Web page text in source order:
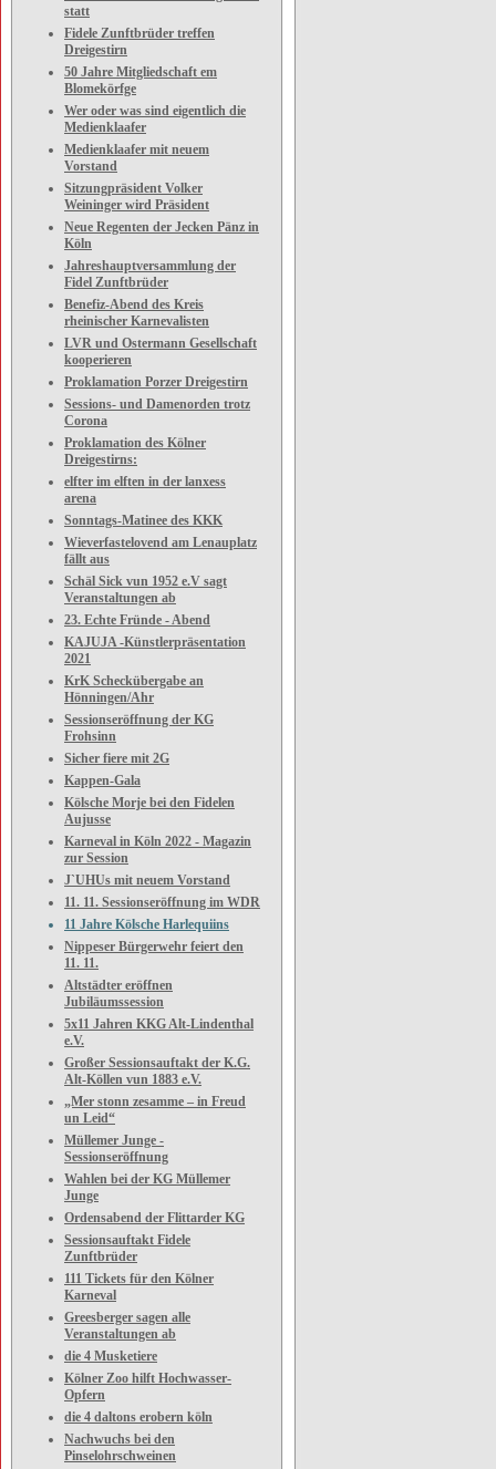
statt
Fidele Zunftbrüder treffen
Dreigestirn
50 Jahre Mitgliedschaft em
Blomekörfge
Wer oder was sind eigentlich die
Medienklaafer
Medienklaafer mit neuem
Vorstand
Sitzungpräsident Volker
Weininger wird Präsident
Neue Regenten der Jecken Pänz in
Köln
Jahreshauptversammlung der
Fidel Zunftbrüder
Benefiz-Abend des Kreis
rheinischer Karnevalisten
LVR und Ostermann Gesellschaft
kooperieren
Proklamation Porzer Dreigestirn
Sessions- und Damenorden trotz
Corona
Proklamation des Kölner
Dreigestirns:
elfter im elften in der lanxess
arena
Sonntags-Matinee des KKK
Wieverfastelovend am Lenauplatz
fällt aus
Schäl Sick vun 1952 e.V sagt
Veranstaltungen ab
23. Echte Fründe - Abend
KAJUJA -Künstlerpräsentation
2021
KrK Scheckübergabe an
Hönningen/Ahr
Sessionseröffnung der KG
Frohsinn
Sicher fiere mit 2G
Kappen-Gala
Kölsche Morje bei den Fidelen
Aujusse
Karneval in Köln 2022 - Magazin
zur Session
J`UHUs mit neuem Vorstand
11. 11. Sessionseröffnung im WDR
11 Jahre Kölsche Harlequiins
Nippeser Bürgerwehr feiert den
11. 11.
Altstädter eröffnen
Jubiläumssession
5x11 Jahren KKG Alt-Lindenthal
e.V.
Großer Sessionsauftakt der K.G.
Alt-Köllen vun 1883 e.V.
„Mer stonn zesamme – in Freud
un Leid“
Müllemer Junge -
Sessionseröffnung
Wahlen bei der KG Müllemer
Junge
Ordensabend der Flittarder KG
Sessionsauftakt Fidele
Zunftbrüder
111 Tickets für den Kölner
Karneval
Greesberger sagen alle
Veranstaltungen ab
die 4 Musketiere
Kölner Zoo hilft Hochwasser-
Opfern
die 4 daltons erobern köln
Nachwuchs bei den
Pinselohrschweinen